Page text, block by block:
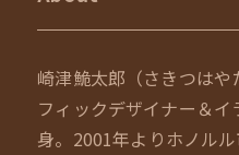
崎津鮠太郎（さきつは
フィックデザイナー＆
身。2001年よりホノルル